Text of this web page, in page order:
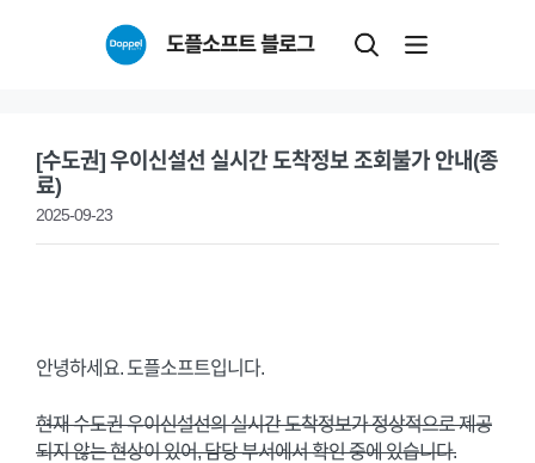
도플소프트 블로그
[수도권] 우이신설선 실시간 도착정보 조회불가 안내(종
료)
2025-09-23
안녕하세요. 도플소프트입니다.
현재 수도권 우이신설선의 실시간 도착정보가 정상적으로 제공
되지 않는 현상이 있어, 담당 부서에서 확인 중에 있습니다.